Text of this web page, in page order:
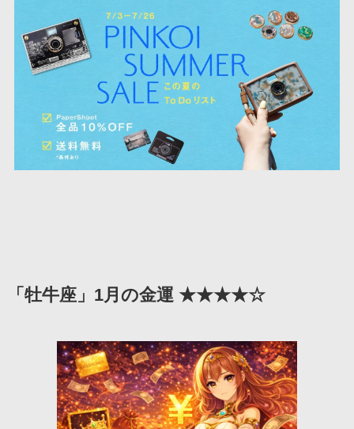
「牡牛座」1月の金運 ★★★★☆